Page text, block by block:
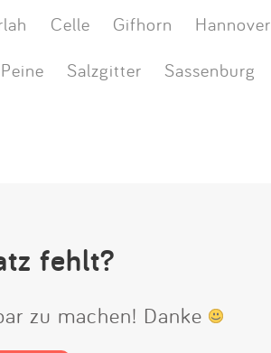
Celle Gifhorn Hannover
Peine Salzgitter Sassenburg
fehlt?
zu machen! Danke